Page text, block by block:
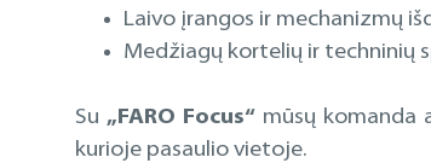
Laivo įrangos ir mechanizmų
Medžiagų kortelių ir techninių
Su „FARO Focus“mūsų komanda
kurioje pasaulio vietoje.